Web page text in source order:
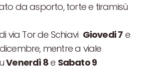
da asporto, torte e tiramisù
via Tor de Schiavi Giovedi 7 e
dicembre, mentre a viale
Venerdì 8e Sabato 9